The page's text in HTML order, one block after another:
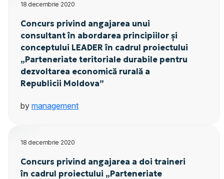
18 decembrie 2020
Concurs privind angajarea unui
consultant în abordarea principiilor și
conceptului LEADER în cadrul proiectului
„Parteneriate teritoriale durabile pentru
dezvoltarea economică rurală a
Republicii Moldova”
by management
18 decembrie 2020
Concurs privind angajarea a doi traineri
în cadrul proiectului „Parteneriate